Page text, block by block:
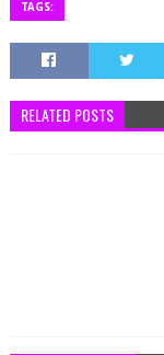
TAGS:
RELATED POSTS